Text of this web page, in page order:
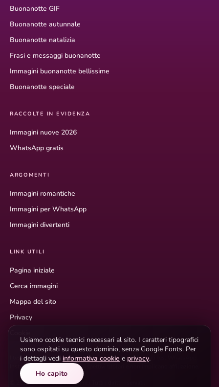
Buonanotte GIF
Buonanotte autunnale
Buonanotte natalizia
Frasi e messaggi buonanotte
Immagini buonanotte bellissime
Buonanotte speciale
RACCOLTE IN EVIDENZA
Immagini nuove 2026
WhatsApp gratis
ARGOMENTI
Immagini romantiche
Immagini per WhatsApp
Immagini divertenti
LINK UTILI
Pagina iniziale
Cerca immagini
Mappa del sito
Privacy
I testi descrittivi hanno scopo informativo. I marchi citati (es. WhatsApp,
Instagram) appartengono ai rispettivi titolari e non implicano affiliazione.
© 2026 Buonanotte Immagini · Tutti i diritti riservati.
Usiamo cookie tecnici necessari al sito. I caratteri tipografici
sono ospitati su questo dominio, senza Google Fonts. Per
i dettagli vedi informativa cookie e privacy.
Ho capito